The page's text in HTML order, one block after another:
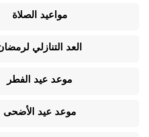
مواعيد الصلاة
العد التنازلي
موعد عيد الفطر
موعد عيد الأضحى